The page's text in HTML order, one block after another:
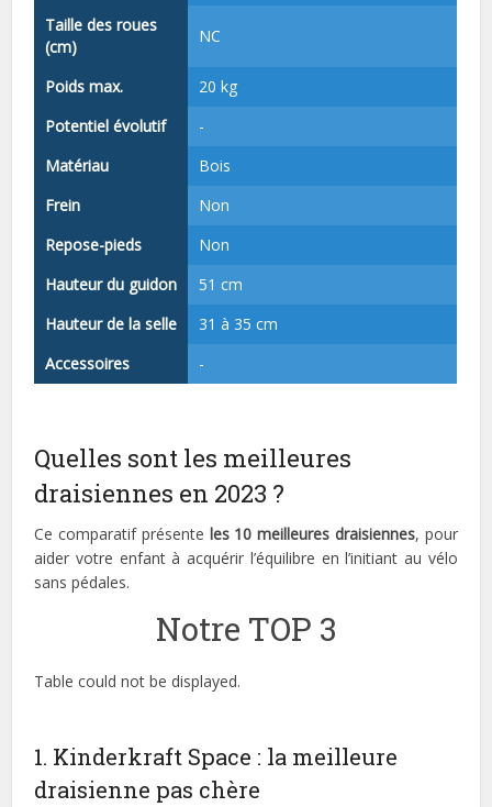
Taille des roues
(cm)
NC
Poids max.
20 kg
Potentiel évolutif
-
Matériau
Bois
Frein
Non
Repose-pieds
Non
Hauteur du guidon
51 cm
Hauteur de la selle
31 à 35 cm
Accessoires
-
Quelles sont les meilleures
draisiennes en 2023 ?
Ce comparatif présente les 10 meilleures draisiennes, pour
aider votre enfant à acquérir l’équilibre en l’initiant au vélo
sans pédales.
Notre TOP 3
Table could not be displayed.
1. Kinderkraft Space : la meilleure
draisienne pas chère